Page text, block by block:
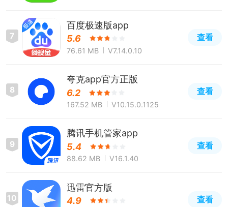
7
百度极速版app
5.6
76.61 MB V7.14.0.10
查看
8
夸克app官方正版
6.2
167.52 MB V10.15.0.1125
查看
9
腾讯手机管家app
5.4
88.62 MB V16.1.40
查看
10
迅雷官方版
4.9
查看